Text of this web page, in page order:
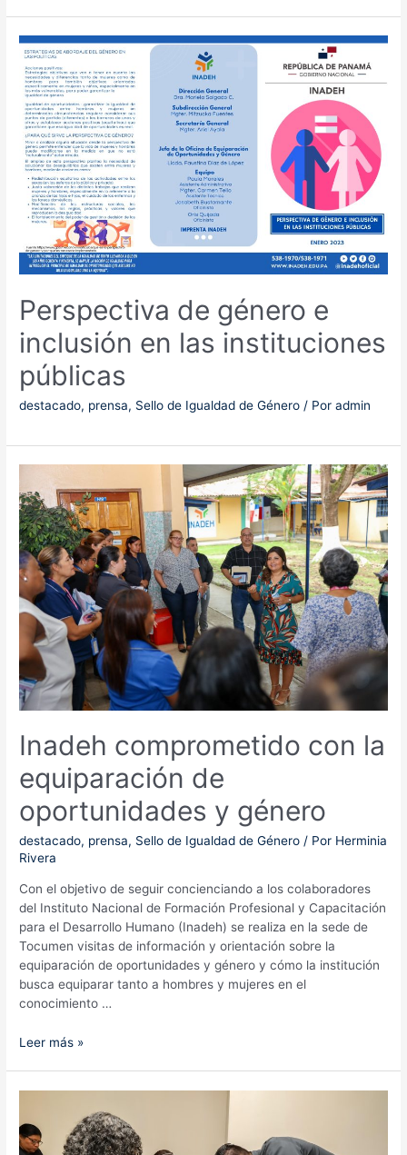
de
Equiparación
de
Oportunidades
y
Género
del
Inadeh
Perspectiva de género e
inclusión en las instituciones
públicas
destacado, prensa, Sello de Igualdad de Género / Poradmin
Inadeh comprometido con la
equiparación de
oportunidades y género
destacado, prensa, Sello de Igualdad de Género / Por Herminia
Rivera
Con el objetivo de seguir concienciando a los colaboradores
del Instituto Nacional de Formación Profesional y Capacitación
para el Desarrollo Humano (Inadeh) se realiza en la sede de
Tocumen visitas de información y orientación sobre la
equiparación de oportunidades y género y cómo la institución
busca equiparar tanto a hombres y mujeres en el
conocimiento …
Inadeh
equiparación
de
Leer más »